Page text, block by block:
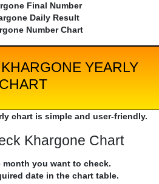
Final Number
Daily Result
Number Chart
YEARLY
CHART
chart is simple and user-friendly.
Khargone Chart
month you want to check.
date in the chart table.